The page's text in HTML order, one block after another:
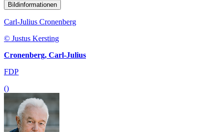
Bildinformationen
Carl-Julius Cronenberg
© Justus Kersting
Cronenberg, Carl-Julius
FDP
()